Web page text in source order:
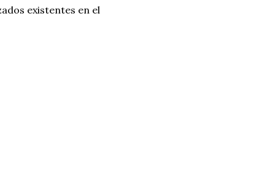
existentes en el